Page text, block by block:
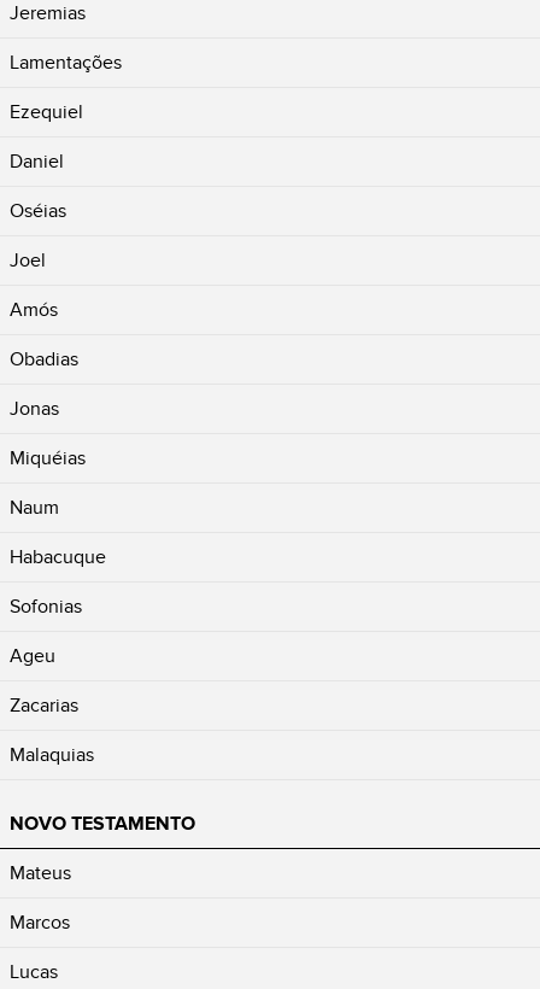
Jeremias
Lamentações
Ezequiel
Daniel
Oséias
Joel
Amós
Obadias
Jonas
Miquéias
Naum
Habacuque
Sofonias
Ageu
Zacarias
Malaquias
NOVO TESTAMENTO
Mateus
Marcos
Lucas